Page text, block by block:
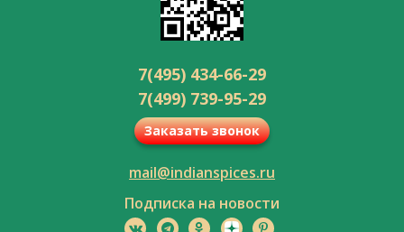
7(495) 434-66-29
7(499) 739-95-29
Заказать звонок
mail@indianspices.ru
Подписка на новости